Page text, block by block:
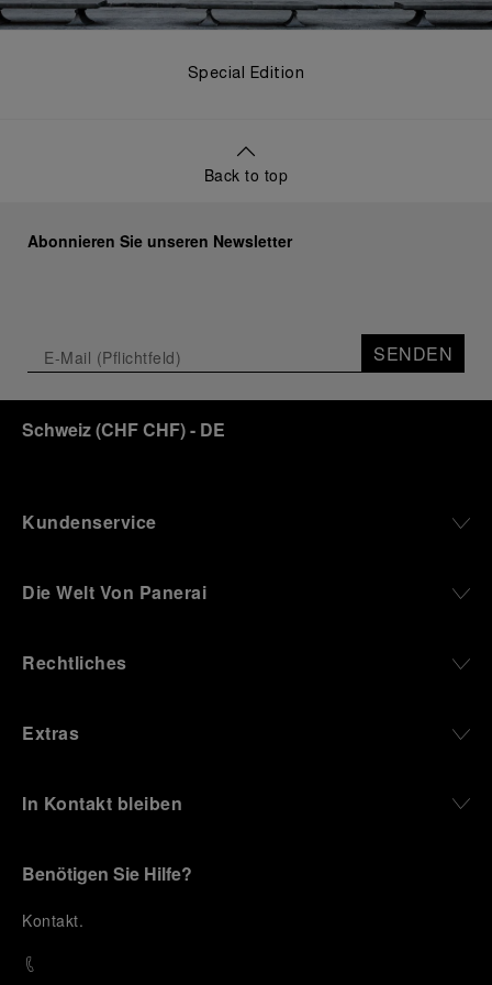
Special Edition
Back to top
Abonnieren Sie unseren Newsletter
SENDEN
Schweiz(CHF CHF)- DE
Kundenservice
Die Welt Von Panerai
Rechtliches
Extras
In Kontakt bleiben
Benötigen Sie Hilfe?
Kontakt.